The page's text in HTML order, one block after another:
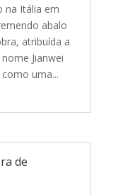
na Itália em
abalo
atribuída a
Jianwei
uma...
de